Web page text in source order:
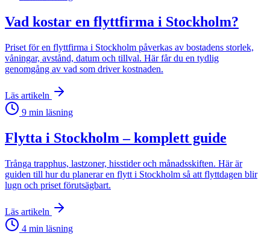
Vad kostar en flyttfirma i Stockholm?
Priset för en flyttfirma i Stockholm påverkas av bostadens storlek,
våningar, avstånd, datum och tillval. Här får du en tydlig
genomgång av vad som driver kostnaden.
Läs artikeln
9 min läsning
Flytta i Stockholm – komplett guide
Trånga trapphus, lastzoner, hisstider och månadsskiften. Här är
guiden till hur du planerar en flytt i Stockholm så att flyttdagen blir
lugn och priset förutsägbart.
Läs artikeln
4 min läsning